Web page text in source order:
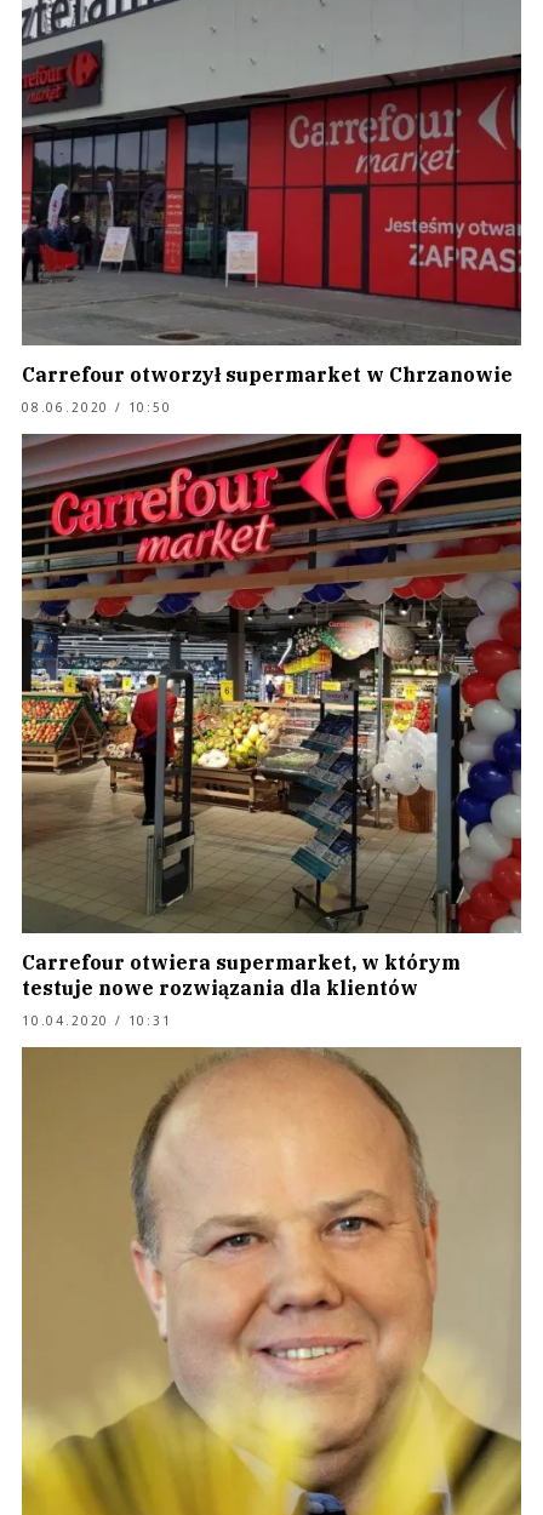
Carrefour otworzył supermarket w Chrzanowie
08.06.2020 / 10:50
Carrefour otwiera supermarket, w którym
testuje nowe rozwiązania dla klientów
10.04.2020 / 10:31